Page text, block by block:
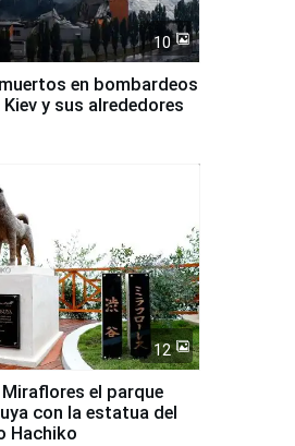
10
en bombardeos
y sus alrededores
12
Miraflores el parque
con la estatua del
Hachiko